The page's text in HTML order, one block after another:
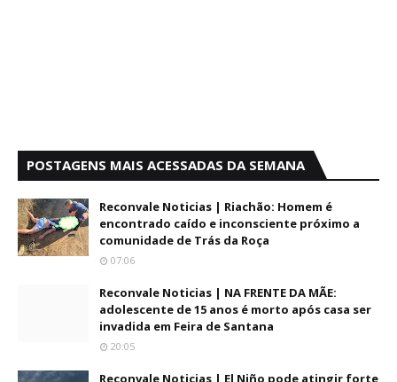
POSTAGENS MAIS ACESSADAS DA SEMANA
Reconvale Noticias | Riachão: Homem é
encontrado caído e inconsciente próximo a
comunidade de Trás da Roça
07:06
Reconvale Noticias | NA FRENTE DA MÃE:
adolescente de 15 anos é morto após casa ser
invadida em Feira de Santana
20:05
Reconvale Noticias | El Niño pode atingir forte